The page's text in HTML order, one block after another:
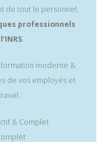
de tout le personnel,
professionnels
.
moderne &
de vos employés et
:
& Complet